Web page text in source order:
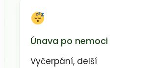
Únava po nemoci
Vyčerpání, delší